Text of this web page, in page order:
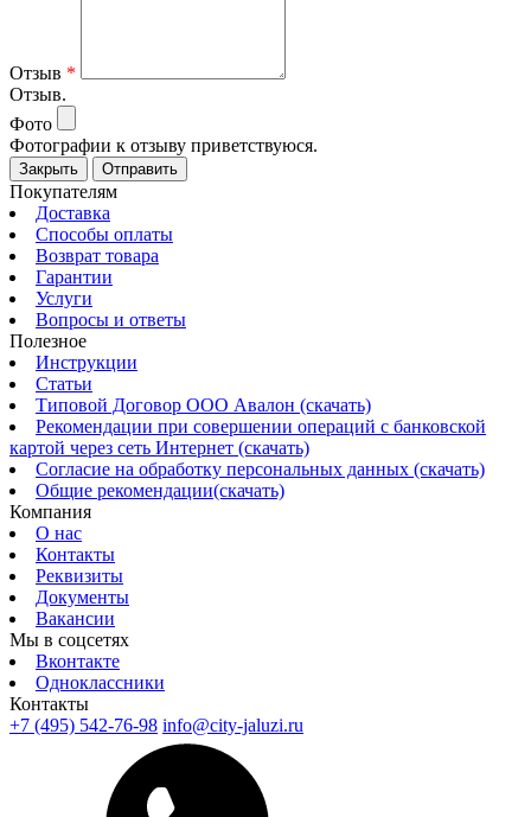
Отзыв *
Отзыв.
Фото
Фотографии к отзыву приветствуюся.
Закрыть Отправить
Покупателям
Доставка
Способы оплаты
Возврат товара
Гарантии
Услуги
Вопросы и ответы
Полезное
Инструкции
Статьи
Типовой Договор ООО Авалон (скачать)
Рекомендации при совершении операций с банковской
картой через сеть Интернет (скачать)
Согласие на обработку персональных данных (скачать)
Общие рекомендации(скачать)
Компания
О нас
Контакты
Реквизиты
Документы
Вакансии
Мы в соцсетях
Вконтакте
Одноклассники
Контакты
+7 (495) 542-76-98 info@city-jaluzi.ru